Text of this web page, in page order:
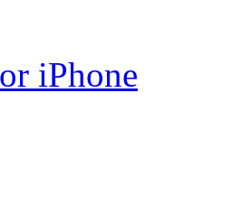
iPhone